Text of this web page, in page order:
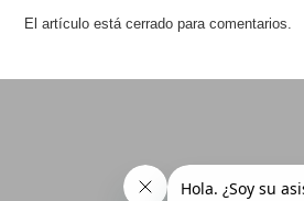
El artículo está cerrado para comentarios.